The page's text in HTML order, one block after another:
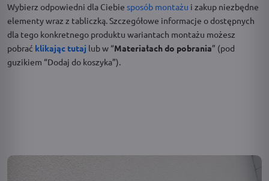
Wybierz odpowiedni dla Ciebie sposób montażu i zakup niezbędne
elementy wraz z tabliczką. Szczegółowe informacje o dostępnych
dla tego konkretnego produktu wariantach montażu możesz
pobrać klikając tutaj lub w “Materiałach do pobrania” (pod
guzikiem “Dodaj do koszyka”).